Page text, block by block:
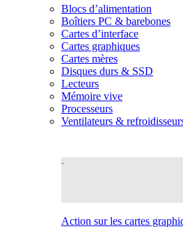
Blocs d’alimentation
Boîtiers PC & barebones
Cartes d’interface
Cartes graphiques
Cartes mères
Disques durs & SSD
Lecteurs
Mémoire vive
Processeurs
Ventilateurs &
Action sur les cartes